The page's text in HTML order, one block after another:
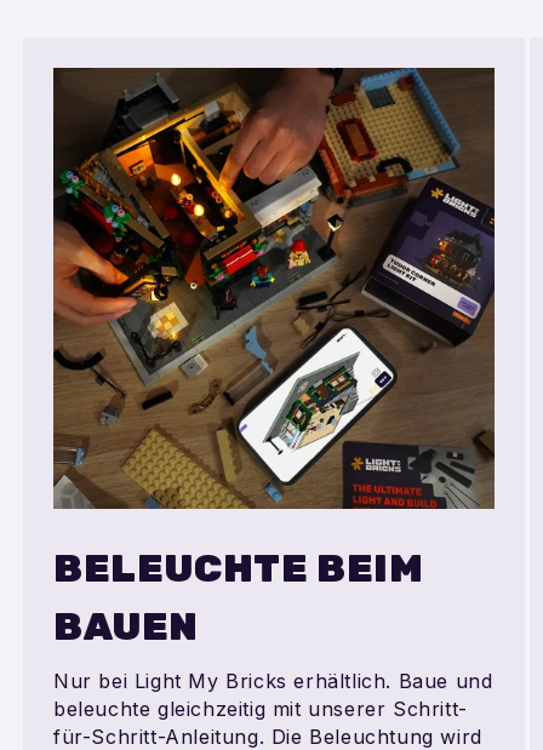
BELEUCHTE BEIM
BAUEN
Nur bei Light My Bricks erhältlich. Baue und
beleuchte gleichzeitig mit unserer Schritt-
für-Schritt-Anleitung. Die Beleuchtung wird